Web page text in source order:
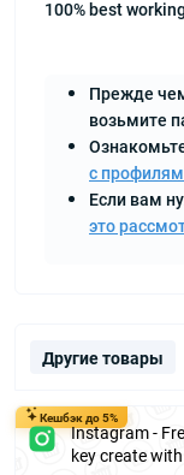
100% best
Прежде
возьмите
с
Если вам
это
Другие товары
Кешбэк до 5%
Instagram -
key create